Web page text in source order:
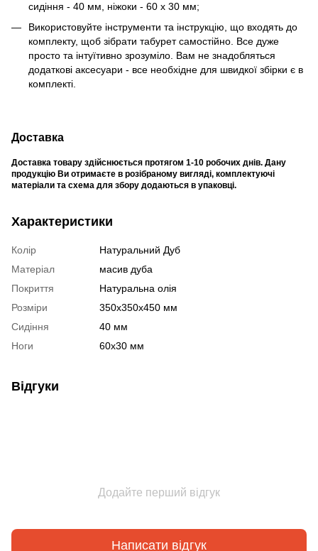
сидіння - 40 мм, ніжоки - 60 х 30 мм;
Використовуйте інструменти та інструкцію, що входять до
комплекту, щоб зібрати табурет самостійно. Все дуже
просто та інтуїтивно зрозуміло. Вам не знадобляться
додаткові аксесуари - все необхідне для швидкої збірки є в
комплекті.
Доставка
Доставка товару здійснюється протягом 1-10 робочих днів. Дану
продукцію Ви отримаєте в розібраному вигляді, комплектуючі
матеріали та схема для збору додаються в упаковці.
Характеристики
Колір
Натуральний Дуб
Матеріал
масив дуба
Покриття
Натуральна олія
Розміри
350х350х450 мм
Сидіння
40 мм
Ноги
60х30 мм
Відгуки
Додайте перший відгук
Написати відгук